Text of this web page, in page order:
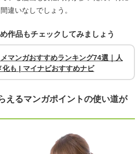
違いなしでしょう。
作品もチェックしてみましょう
マンガおすすめランキング74選｜人
も | マイナビおすすめナビ
えるマンガポイントの使い道が